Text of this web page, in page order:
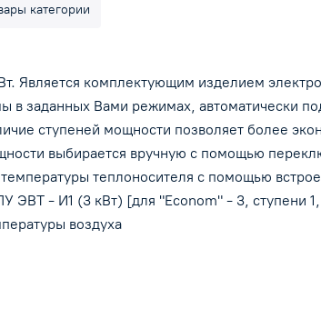
позволяет
выбирается
Широкое
ПУ ЭВТ-И1
твердотопливных,
полуавтоматических
категории
Является комплектующим изделием
в заданных Вами режимах, автоматически
ступеней мощности позволяет более
выбирается вручную с помощью
теплоносителя с помощью
ЭВТ - И1 (3 кВт) [для "Econom" - 3, ступени
воздуха